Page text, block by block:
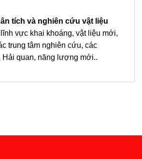
tích và nghiên cứu vật liệu
vực khai khoáng, vật liệu mới,
trung tâm nghiên cứu, các
quan, năng lượng mới..